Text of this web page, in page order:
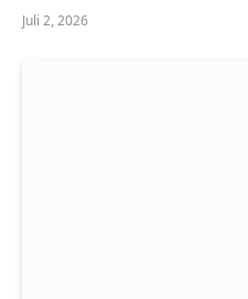
Juli 2, 2026